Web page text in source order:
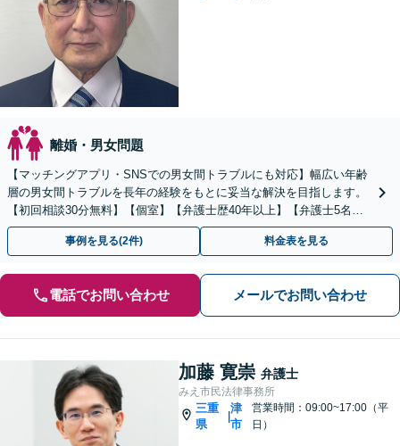
離婚・男女問題
【マッチングアプリ・SNSでの男女間トラブルにも対応】幅広い年齢
層の男女間トラブルを長年の経験をもとに妥当な解決を目指します。
【初回相談30分無料】【個室】【弁護士歴40年以上】【弁護士5名の
共同事務所】
事例を見る(2件) 料金表を見る
電話でお問い合わせ メールでお問い合わせ
加藤 寛崇 弁護士
みえ市民法律事務所
三重
県
|
津
市
営業時間：09:00~17:00（平
日）